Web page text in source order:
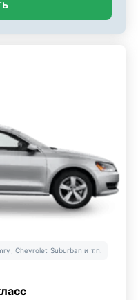
Chevrolet Suburban и т.п.